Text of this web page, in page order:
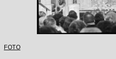
FOTO